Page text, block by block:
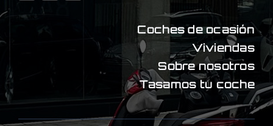
Coches de ocasión
Viviendas
Sobre nosotros
Tasamos tu coche